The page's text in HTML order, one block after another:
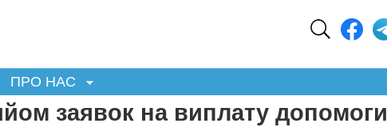
ПРО НАС
заявок на виплату допомоги